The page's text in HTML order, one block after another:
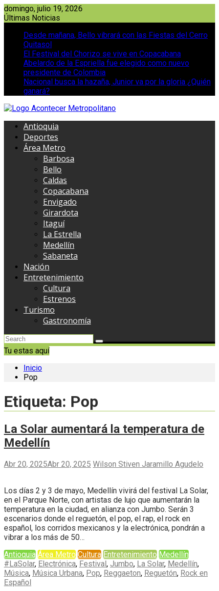
Saltar
al
domingo, julio 19, 2026
Últimas Noticias
Desde mañana, Bello vibrará con las Fiestas del Cerro
Quitasol
El Festival del Chorizo se vive en Copacabana
Abelardo de la Espriella fue elegido como nuevo
presidente de Colombia
Nacional busca la hazaña, Junior va por la gloria ¿Quién
ganará?
Antioquia
Deportes
Área Metro
Barbosa
Bello
Caldas
Copacabana
Envigado
Girardota
Itaguí
La Estrella
Medellín
Sabaneta
Nación
Entretenimiento
Cultura
Estrenos
Turismo
Gastronomía
Tu estas aquí
Inicio
Pop
Etiqueta: Pop
La Solar aumentará la temperatura de
Medellín
Abr 20, 2025Abr 20, 2025 Wilson Stiven Jaramillo Agudelo
Los días 2 y 3 de mayo, Medellín vivirá del festival La Solar,
en el Parque Norte, con artistas de lujo que aumentarán la
temperatura en la ciudad, en alianza con Jumbo. Serán 3
escenarios donde el reguetón, el pop, el rap, el rock en
español, los corridos mexicanos y la electrónica, pondrán a
vibrar a los más de 50…
Antioquia Área Metro Cultura Entretenimiento Medellín
#LaSolar, Electrónica, Festival, Jumbo, La Solar, Medellín,
Música, Música Urbana, Pop, Reggaeton, Reguetón, Rock en
Español